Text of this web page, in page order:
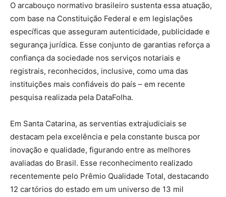
O arcabouço normativo brasileiro sustenta essa atuação,
com base na Constituição Federal e em legislações
específicas que asseguram autenticidade, publicidade e
segurança jurídica. Esse conjunto de garantias reforça a
confiança da sociedade nos serviços notariais e
registrais, reconhecidos, inclusive, como uma das
instituições mais confiáveis do país – em recente
pesquisa realizada pela DataFolha.
Em Santa Catarina, as serventias extrajudiciais se
destacam pela excelência e pela constante busca por
inovação e qualidade, figurando entre as melhores
avaliadas do Brasil. Esse reconhecimento realizado
recentemente pelo Prêmio Qualidade Total, destacando
12 cartórios do estado em um universo de 13 mil